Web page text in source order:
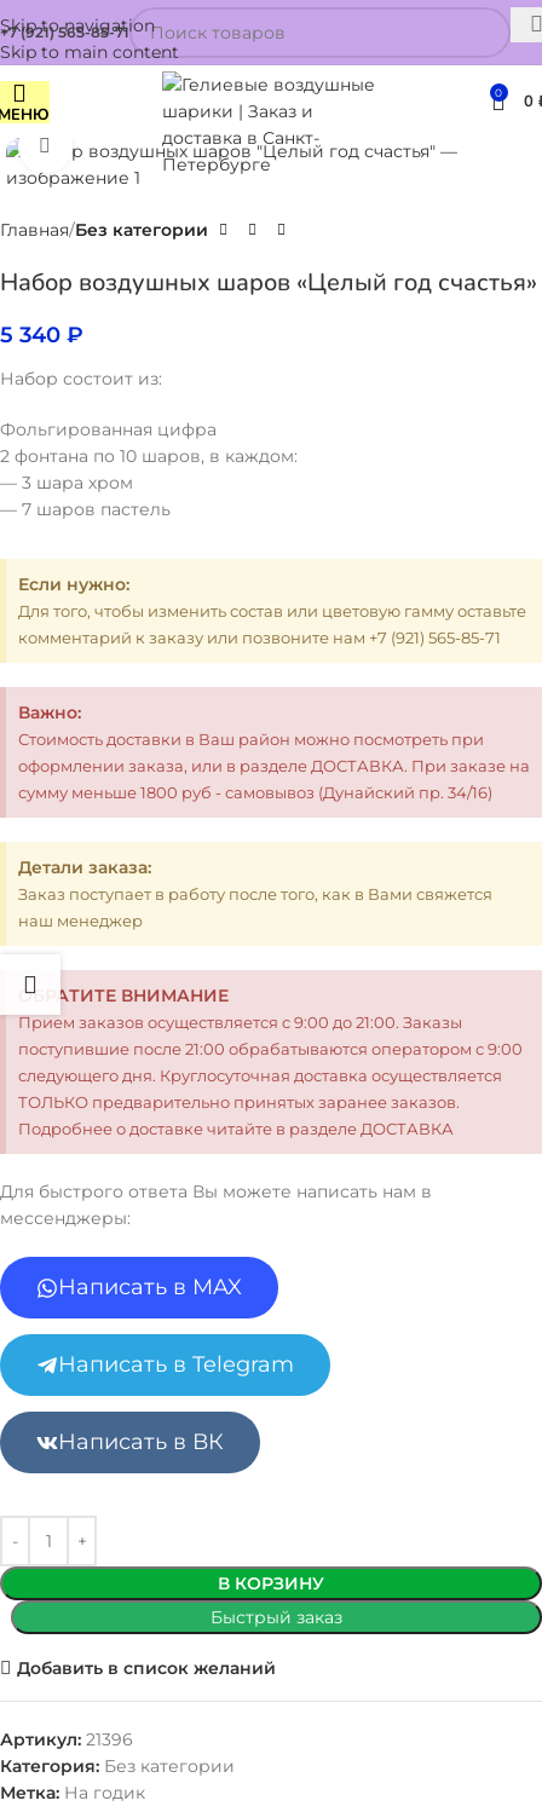
Skip to navigation
Skip to main content
+7 (921) 565-85-71
0 0
Нажмите, чтобы увеличить
Главная Без категории
Набор воздушных шаров «Целый год счастья»
5 340 ₽
Набор состоит из:
Фольгированная цифра
2 фонтана по 10 шаров, в каждом:
— 3 шара хром
— 7 шаров пастель
Если нужно:
Для того, чтобы изменить состав или цветовую гамму оставьте
комментарий к заказу или позвоните нам +7 (921) 565-85-71
Важно:
Стоимость доставки в Ваш район можно посмотреть при
оформлении заказа, или в разделе ДОСТАВКА. При заказе на
сумму меньше 1800 руб - самовывоз (Дунайский пр. 34/16)
Детали заказа:
Заказ поступает в работу после того, как в Вами свяжется
наш менеджер
ОБРАТИТЕ ВНИМАНИЕ
Прием заказов осуществляется с 9:00 до 21:00. Заказы
поступившие после 21:00 обрабатываются оператором с 9:00
следующего дня. Круглосуточная доставка осуществляется
ТОЛЬКО предварительно принятых заранее заказов.
Подробнее о доставке читайте в разделе ДОСТАВКА
Для быстрого ответа Вы можете написать нам в
мессенджеры:
Написать в MAX
Написать в Telegram
Написать в ВК
В КОРЗИНУ
Быстрый заказ
Добавить в список желаний
Артикул: 21396
Категория: Без категории
Метка: На годик